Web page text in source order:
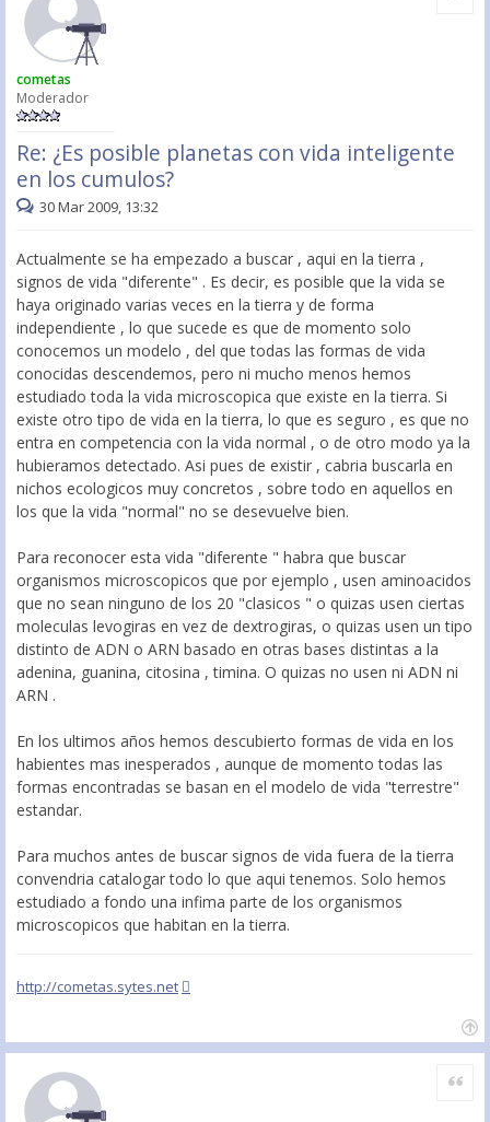
cometas
Moderador
Re: ¿Es posible planetas con vida inteligente
en los cumulos?
30 Mar 2009, 13:32
Actualmente se ha empezado a buscar , aqui en la tierra ,
signos de vida "diferente" . Es decir, es posible que la vida se
haya originado varias veces en la tierra y de forma
independiente , lo que sucede es que de momento solo
conocemos un modelo , del que todas las formas de vida
conocidas descendemos, pero ni mucho menos hemos
estudiado toda la vida microscopica que existe en la tierra. Si
existe otro tipo de vida en la tierra, lo que es seguro , es que no
entra en competencia con la vida normal , o de otro modo ya la
hubieramos detectado. Asi pues de existir , cabria buscarla en
nichos ecologicos muy concretos , sobre todo en aquellos en
los que la vida "normal" no se desevuelve bien.
Para reconocer esta vida "diferente " habra que buscar
organismos microscopicos que por ejemplo , usen aminoacidos
que no sean ninguno de los 20 "clasicos " o quizas usen ciertas
moleculas levogiras en vez de dextrogiras, o quizas usen un tipo
distinto de ADN o ARN basado en otras bases distintas a la
adenina, guanina, citosina , timina. O quizas no usen ni ADN ni
ARN .
En los ultimos años hemos descubierto formas de vida en los
habientes mas inesperados , aunque de momento todas las
formas encontradas se basan en el modelo de vida "terrestre"
estandar.
Para muchos antes de buscar signos de vida fuera de la tierra
convendria catalogar todo lo que aqui tenemos. Solo hemos
estudiado a fondo una infima parte de los organismos
microscopicos que habitan en la tierra.
http://cometas.sytes.net
Citar